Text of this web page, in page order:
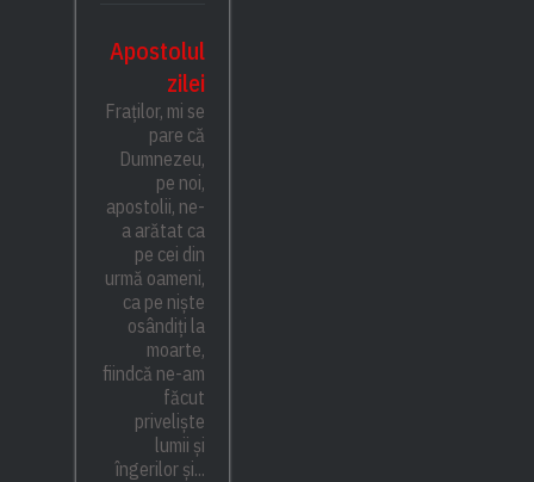
Apostolul
zilei
Fraților, mi se
pare că
Dumnezeu,
pe noi,
apostolii, ne-
a arătat ca
pe cei din
urmă oameni,
ca pe niște
osândiți la
moarte,
fiindcă ne-am
făcut
priveliște
lumii și
îngerilor și...